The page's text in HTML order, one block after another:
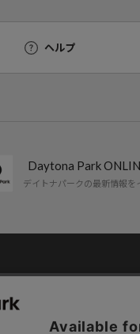
ヘルプ
Daytona Park
デイトナパークの最新情報を